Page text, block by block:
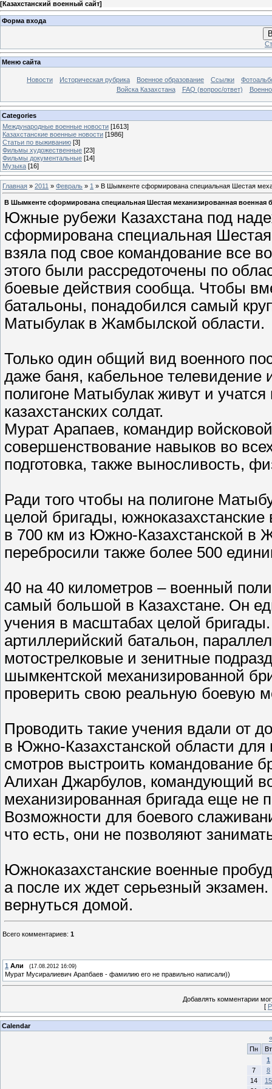
[Казахстанский военный сайт]
Форма входа
Меню сайта
Новости Историческая рубрика Военное образование Ссылки
Войска Казахстана
FAQ (вопрос/ответ)
Categories
Международные военные новости [1613]
Казахстанские военные новости [1986]
Статьи по выживанию [3]
Фильмы художественные [23]
Фильмы документальные [14]
Музыка [16]
Главная » 2011 » Февраль » 1 » В Шымкенте сформирована специальная Шестая
В Шымкенте сформирована специальная Шестая механизированная военная
Южные рубежи Казахстана под
сформирована специальная
взяла под свое командование все
этого были рассредоточены по
боевые действия сообща. Чтобы
батальоны, понадобился самый
Матыбулак в Жамбылской области.
Только один общий вид военного
даже баня, кабельное телевидение
полигоне Матыбулак живут и
казахстанских солдат.
Мурат Арапаев, командир
совершенствование навыков во
подготовка, также выносливость,
Ради того чтобы на полигоне
целой бригады,
в 700 км из Южно-Казахстанской в
перебросили также более 500
40 на 40 километров – военный
самый большой в Казахстане. Он
учения в масштабах целой
артиллерийский батальон,
мотострелковые и зенитные
шымкентской механизированной
проверить свою реальную боевую
Проводить такие учения вдали от
в Южно-Казахстанской области
смотров выстроить командование
Алихан Джарбулов, командующий
механизированная бригада еще не
Возможности для боевого
что есть, они не позволяют
Южноказахстанские военные
а после их ждет серьезный
вернуться домой.
Всего комментариев: 1
1 Али (17.08.2012 16:09)
Мурат Мусиралиевич Арапбаев - фамилию его не правильно написали))
Добавлять комментарии
[
Calendar
«
Пн
Вт
1
7
8
14
15